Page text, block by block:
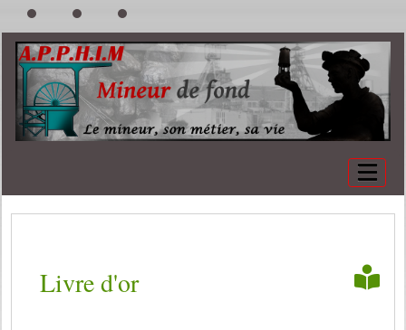
Livre d'or